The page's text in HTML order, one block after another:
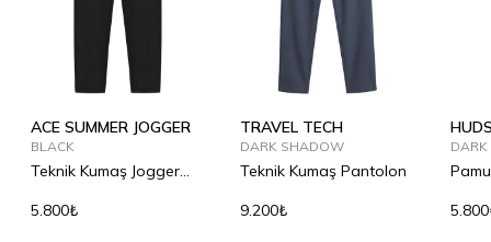
ACE SUMMER JOGGER
BLACK
Teknik Kumaş Jogger
5.800₺
TRAVEL TECH
DARK SHADOW
Teknik Kumaş Pantolon
9.200₺
DARK